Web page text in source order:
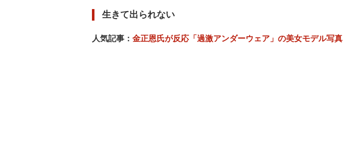
生きて出られない
人気記事： 金正恩氏が反応「過激アンダーウェア」の美女モデル写真